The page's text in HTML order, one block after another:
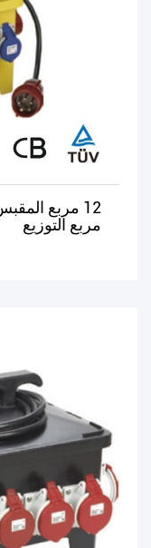
مربع التوزيع